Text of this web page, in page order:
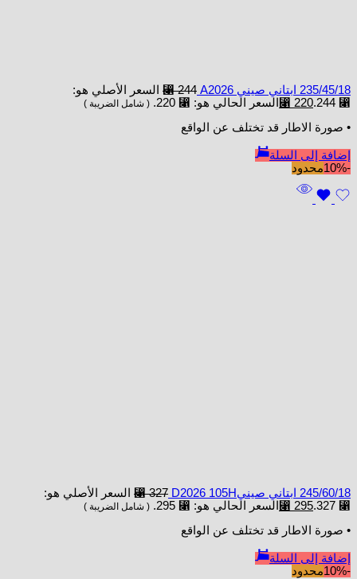
235/45/18 ابتاني صيني A2026 ⃁244
السعر الأصلي هو:
⃁ 244.
⃁ 220 السعر الحالي هو: ⃁ 220. ( شامل الضريبة )
• صورة الاطار قد تختلف عن الواقع
إضافة إلى السلة
-10%
محدود
245/60/18 ابتاني صينيD2026 105H ⃁327
السعر الأصلي هو:
⃁ 327.
⃁ 295 السعر الحالي هو: ⃁ 295. ( شامل الضريبة )
• صورة الاطار قد تختلف عن الواقع
إضافة إلى السلة
-10%
محدود